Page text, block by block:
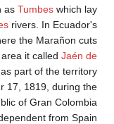
known asTumbes
andTumbesrivers. In
region where the
to an area it called
included as part of the
December 17, 1819,
the Republic of Gran
itself independent